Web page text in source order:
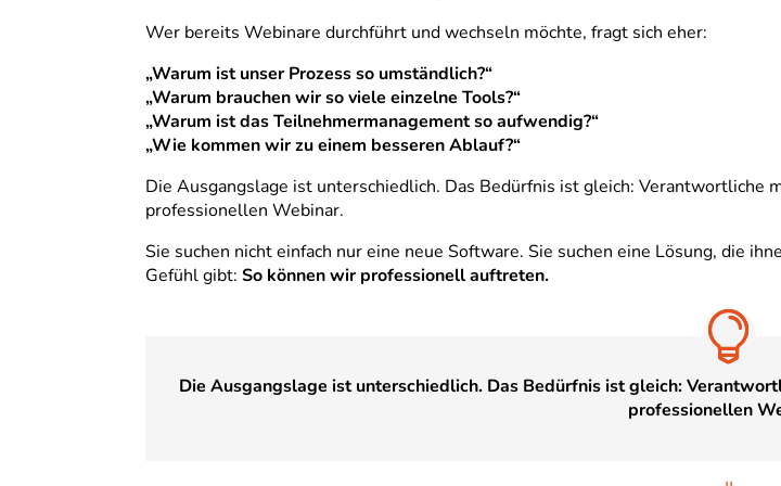
Wer bereits Webinare durchführt und wechseln möchte, fragt sich eher:
„Warum ist unser Prozess so umständlich?“
„Warum brauchen wir so viele einzelne Tools?“
„Warum ist das Teilnehmermanagement so aufwendig?“
„Wie kommen wir zu einem besseren Ablauf?“
Die Ausgangslage ist unterschiedlich. Das Bedürfnis ist gleich: Verantwortliche
professionellen Webinar.
Sie suchen nicht einfach nur eine neue Software. Sie suchen eine Lösung, die
Gefühl gibt:So können wir professionell auftreten.
Die Ausgangslage ist unterschiedlich. Das Bedürfnis ist gleich:
professionellen